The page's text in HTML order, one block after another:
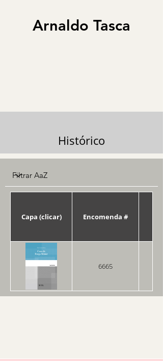
Arnaldo Tasca
Histórico
Capa (clicar) Encomenda #
6665